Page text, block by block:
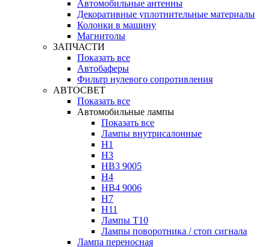
Автомобильные антенны
Декоративные уплотнительные материалы
Колонки в машину
Магнитолы
ЗАПЧАСТИ
Показать все
Автобаферы
Фильтр нулевого сопротивления
АВТОСВЕТ
Показать все
Автомобильные лампы
Показать все
Лампы внутрисалонные
H1
H3
HB3 9005
H4
HB4 9006
H7
H11
Лампы Т10
Лампы поворотника / стоп сигнала
Лампа переносная